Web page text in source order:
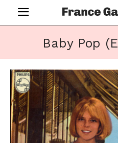
Baby Pop